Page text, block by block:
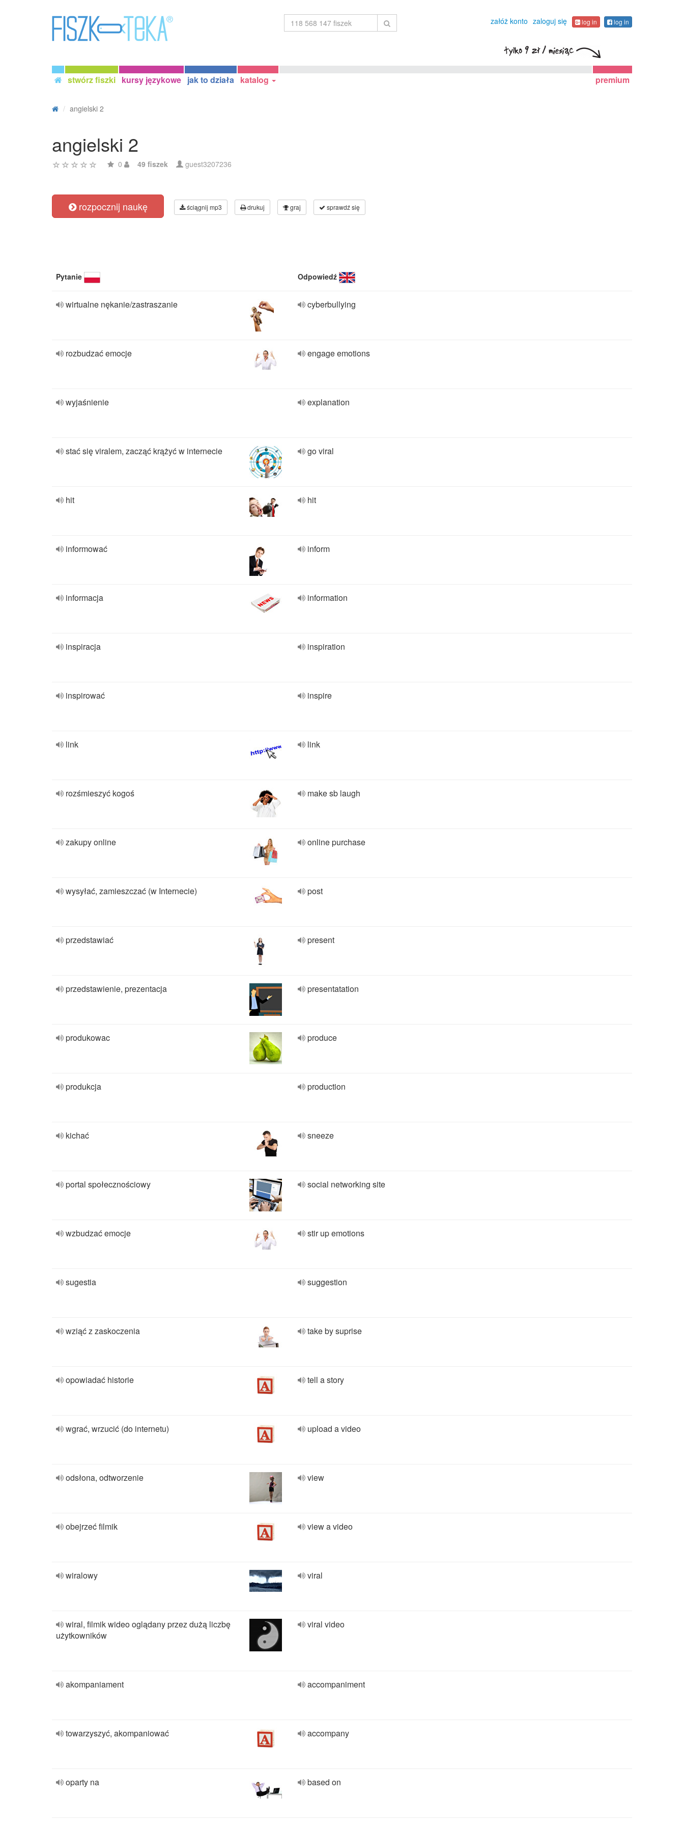
załóż konto zaloguj się log in log in
stwórz fiszki kursy językowe jak to działa katalog premium
angielski 2
angielski 2
0 49 fiszek guest3207236
rozpocznij naukę ściągnij mp3 drukuj graj sprawdź się
Pytanie Odpowiedź
wirtualne nękanie/zastraszanie cyberbullying
rozbudzać emocje engage emotions
wyjaśnienie explanation
stać się viralem, zacząć krążyć w internecie go viral
hit hit
informować inform
informacja information
inspiracja inspiration
inspirować inspire
link link
rozśmieszyć kogoś make sb laugh
zakupy online online purchase
wysyłać, zamieszczać (w Internecie) post
przedstawiać present
przedstawienie, prezentacja presentatation
produkowac produce
produkcja production
kichać sneeze
portal społecznościowy social networking site
wzbudzać emocje stir up emotions
sugestia suggestion
wziąć z zaskoczenia take by suprise
opowiadać historie tell a story
wgrać, wrzucić (do internetu) upload a video
odsłona, odtworzenie view
obejrzeć filmik view a video
wiralowy viral
wiral, filmik wideo oglądany przez dużą liczbę
użytkowników
viral video
akompaniament accompaniment
towarzyszyć, akompaniować accompany
oparty na based on